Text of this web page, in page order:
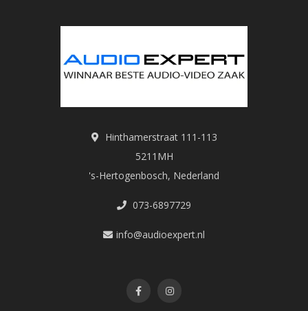
Hinthamerstraat 111-113
5211MH
's-Hertogenbosch, Nederland
073-6897729
info@audioexpert.nl